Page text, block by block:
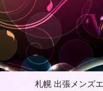
札幌 出張メンズ